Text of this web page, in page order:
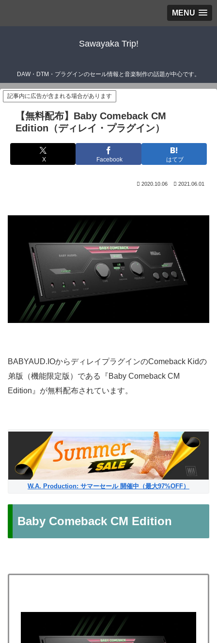
MENU
Sawayaka Trip!
DAW・DTM・プラグインのセール情報と音楽制作の話題が中心です。
記事内に広告が含まれる場合があります
【無料配布】Baby Comeback CM
Edition（ディレイ・プラグイン）
X Facebook はてブ
2020.10.06 2021.06.01
BABYAUD.IOからディレイプラグインのComeback Kidの
弟版（機能限定版）である『Baby Comeback CM
Edition』が無料配布されています。
W.A. Production: サマーセール 開催中（最大97%OFF）
Baby Comeback CM Edition